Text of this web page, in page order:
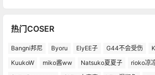
热门COSER
Bangni邦尼 Byoru ElyEE子 G44不会受伤
KuukoW
miko酱ww Natsuko夏夏子
rioko凉